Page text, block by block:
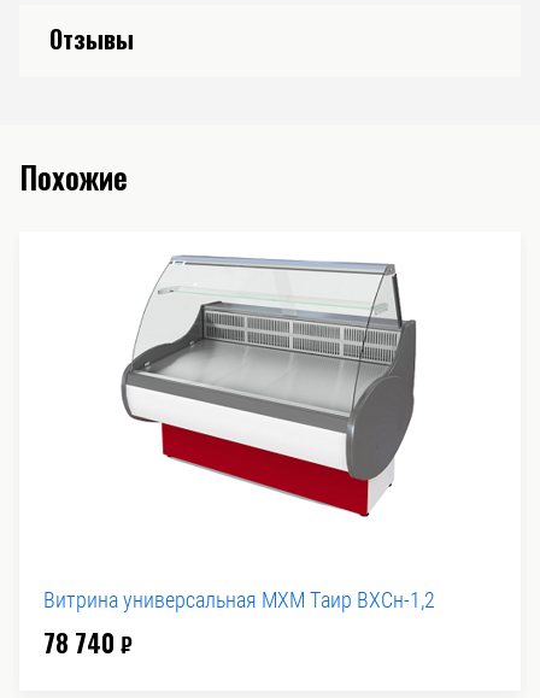
Отзывы
Похожие
Витрина универсальная MXM Таир ВХСн-1,2
78 740 ₽